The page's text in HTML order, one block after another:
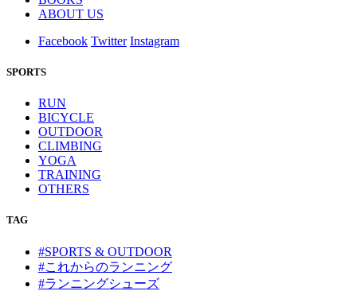
ABOUT US
Facebook Twitter Instagram
SPORTS
RUN
BICYCLE
OUTDOOR
CLIMBING
YOGA
TRAINING
OTHERS
TAG
#SPORTS & OUTDOOR
#これからのランニング
#ランニングシューズ